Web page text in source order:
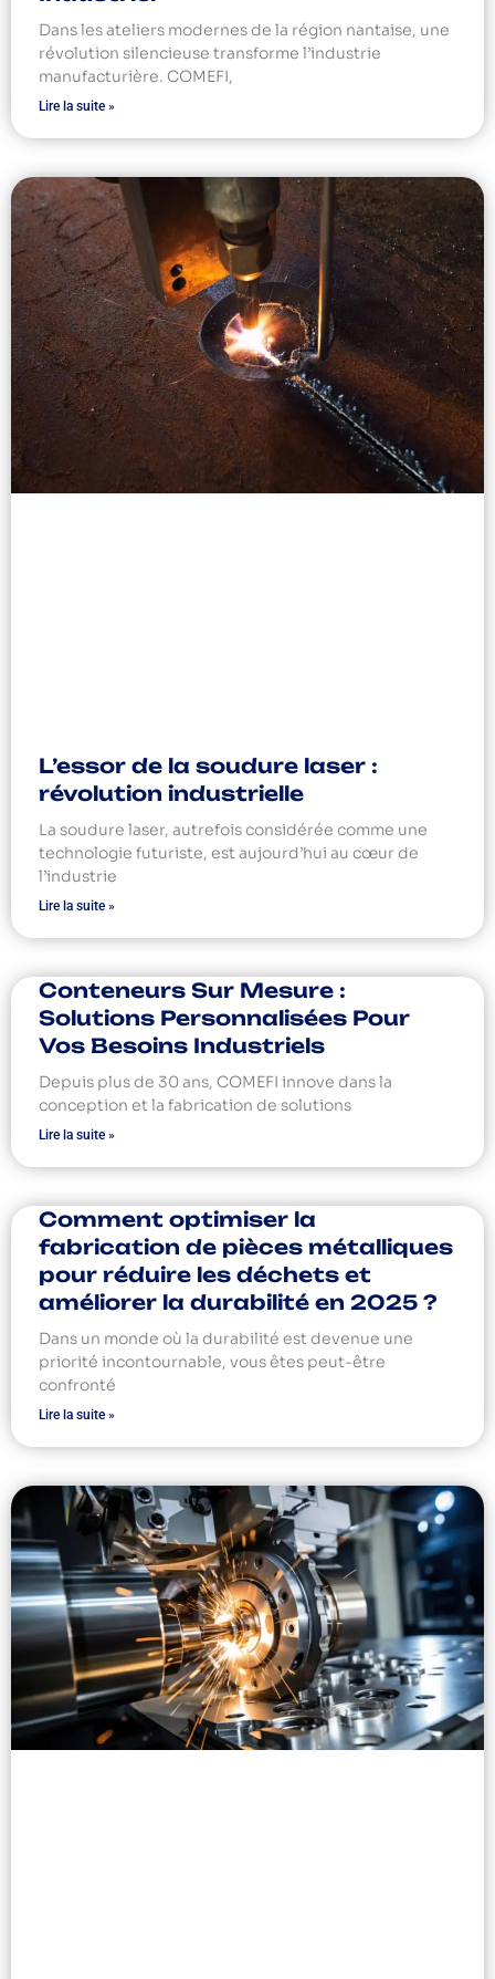
Dans les ateliers modernes de la région nantaise, une
révolution silencieuse transforme l’industrie
manufacturière. COMEFI,
Lire la suite »
L’essor de la soudure laser :
révolution industrielle
La soudure laser, autrefois considérée comme une
technologie futuriste, est aujourd’hui au cœur de
l’industrie
Lire la suite »
Conteneurs Sur Mesure :
Solutions Personnalisées Pour
Vos Besoins Industriels
Depuis plus de 30 ans, COMEFI innove dans la
conception et la fabrication de solutions
Lire la suite »
Comment optimiser la
fabrication de pièces métalliques
pour réduire les déchets et
améliorer la durabilité en 2025 ?
Dans un monde où la durabilité est devenue une
priorité incontournable, vous êtes peut-être
confronté
Lire la suite »